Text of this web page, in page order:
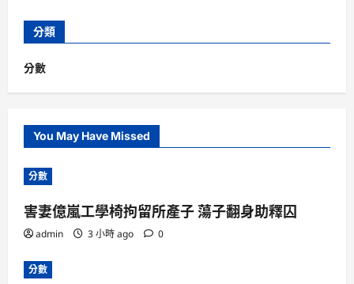
分類
分數
You May Have Missed
分數
害妻億嵐工學椅拘留所產子 蕩子翻身助釋囚
admin 3 小時 ago 0
分數